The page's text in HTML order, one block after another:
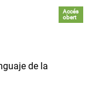
Accés
obert
de la